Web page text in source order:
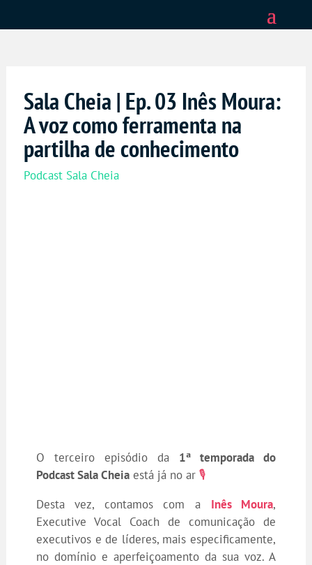
Sala Cheia | Ep. 03 Inês Moura:
A voz como ferramenta na
partilha de conhecimento
Podcast Sala Cheia
O terceiro episódio da 1ª temporada do
Podcast Sala Cheiaestá já no ar 🎙️
Desta vez, contamos com a Inês Moura,
Executive Vocal Coach de comunicação de
executivos e de líderes, mais especificamente,
no domínio e aperfeiçoamento da sua voz. A